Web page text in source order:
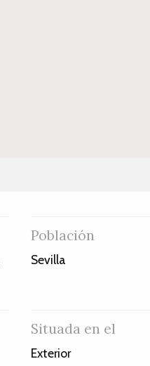
Población
Sevilla
Situada en el
Exterior